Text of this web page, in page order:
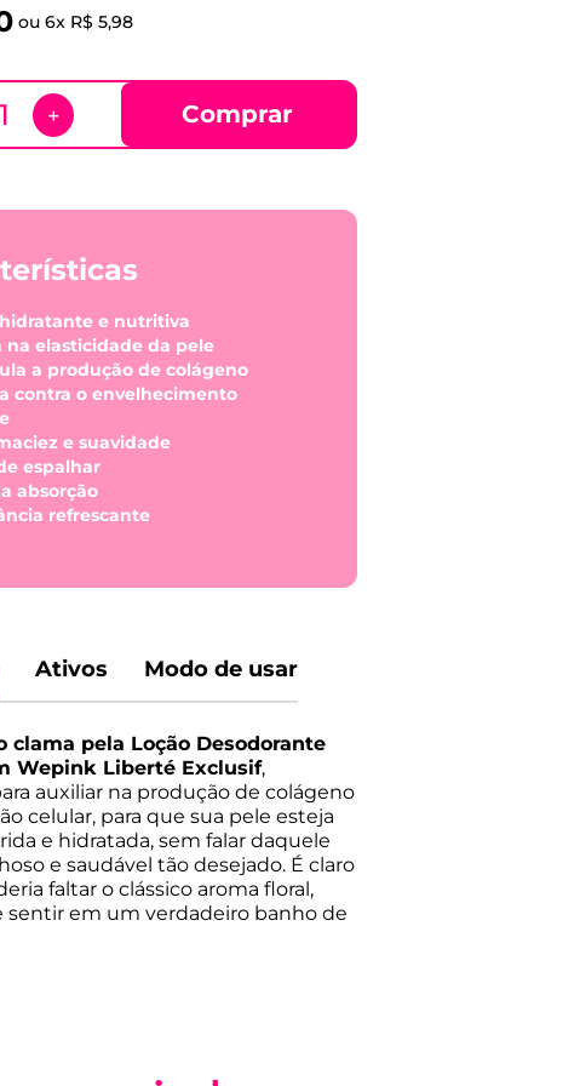
ou6x R$ 5,98
＋ Comprar
hidratante e nutritiva
na elasticidade da pele
a produção de colágeno
contra o envelhecimento
e suavidade
espalhar
absorção
refrescante
Ativos Modo de usar
clama pela Loção Desodorante
Wepink Liberté Exclusif,
auxiliar na produção de colágeno
celular, para que sua pele esteja
e hidratada, sem falar daquele
e saudável tão desejado. É claro
faltar o clássico aroma floral,
sentir em um verdadeiro banho de